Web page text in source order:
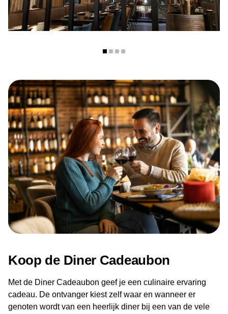
Koop de Diner Cadeaubon
Met de Diner Cadeaubon geef je een culinaire ervaring
cadeau. De ontvanger kiest zelf waar en wanneer er
genoten wordt van een heerlijk diner bij een van de vele